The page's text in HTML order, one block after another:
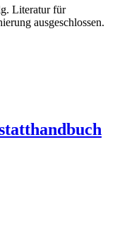
Literatur für
ausgeschlossen.